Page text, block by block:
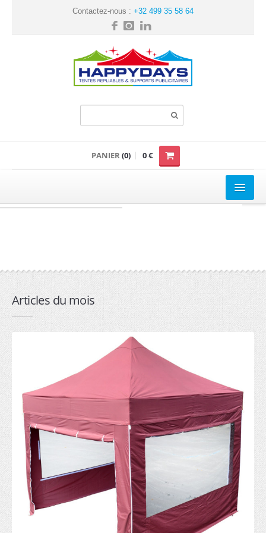
Contactez-nous : +32 499 35 58 64
PANIER(0) 0 €
TENTE REPLIABLE
3mx3m (6)
4.5mx3m (7)
Professionnelle
1.5mx1.5m (6)
2mx2m (7)
3mx2m (8)
3mx3m (7)
4.5mx3m (8)
6mx3m (6)
Articles du mois